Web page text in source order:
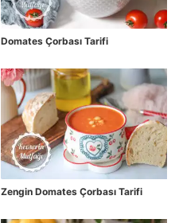
Domates Çorbası Tarifi
Zengin Domates Çorbası Tarifi